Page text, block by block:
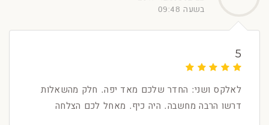
בשעה 09:48
5
לאלקס ושני: החדר שלכם מאד יפה. חלק מהשאלות
דרשו הרבה מחשבה. היה כיף. מאחל לכם הצלחה